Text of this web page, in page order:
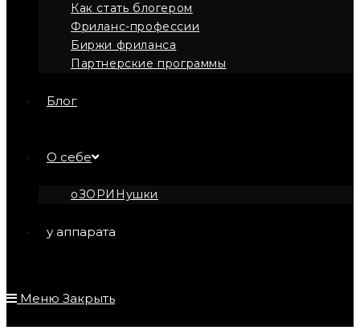
Как стать блогером
Фриланс-профессии
Биржи фриланса
Партнерские программы
Блог
О себе
оЗОРИНушки
у аппарата
Меню Закрыть